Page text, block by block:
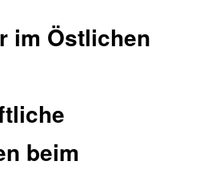
im Östlichen
beim